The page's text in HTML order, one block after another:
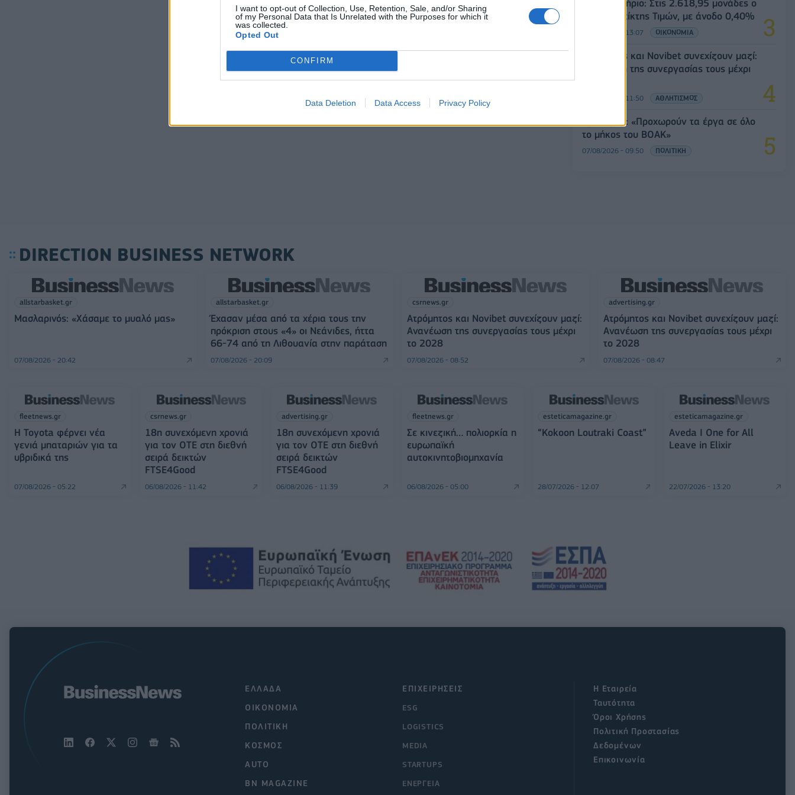
I want to opt-out of Collection, Use, Retention, Sale, and/or Sharing
of my Personal Data that Is Unrelated with the Purposes for which it
was collected.
Opted Out
CONFIRM
Data Deletion Data Access Privacy Policy
Χρηματιστήριο: Στις 2.618,95 μονάδες ο
Γενικός Δείκτης Τιμών, με άνοδο 0,40%
07/08/2026 - 13:07 ΟΙΚΟΝΟΜΙΑ
Ατρόμητος και Novibet συνεχίζουν μαζί:
Ανανέωση της συνεργασίας τους μέχρι
07/08/2026 - 11:50 ΑΘΛΗΤΙΣΜΟΣ
Χρ. Δήμας: «Προχωρούν τα έργα σε όλο
το μήκος του ΒΟΑΚ»
07/08/2026 - 09:50 ΠΟΛΙΤΙΚΗ
DIRECTION BUSINESS NETWORK
allstarbasket.gr
Μασλαρινός: «Χάσαμε το μυαλό μας»
07/08/2026 - 20:42
allstarbasket.gr
Έχασαν μέσα από τα χέρια τους την
πρόκριση στους «4» οι Νεάνιδες, ήττα
66-74 από τη Λιθουανία στην παράταση
07/08/2026 - 20:09
csrnews.gr
Ατρόμητος και Novibet συνεχίζουν μαζί:
Ανανέωση της συνεργασίας τους μέχρι
το 2028
07/08/2026 - 08:52
advertising.gr
Ατρόμητος και Novibet συνεχίζουν μαζί:
Ανανέωση της συνεργασίας τους μέχρι
το 2028
07/08/2026 - 08:47
fleetnews.gr
Η Toyota φέρνει νέα
γενιά μπαταριών για τα
υβριδικά της
07/08/2026 - 05:22
csrnews.gr
18η συνεχόμενη χρονιά
για τον ΟΤΕ στη διεθνή
σειρά δεικτών
FTSE4Good
06/08/2026 - 11:42
advertising.gr
18η συνεχόμενη χρονιά
για τον ΟΤΕ στη διεθνή
σειρά δεικτών
FTSE4Good
06/08/2026 - 11:39
fleetnews.gr
Σε κινεζική… πολιορκία η
ευρωπαϊκή
αυτοκινητοβιομηχανία
06/08/2026 - 05:00
esteticamagazine.gr
“Kokoon Loutraki Coast”
28/07/2026 - 12:07
esteticamagazine.gr
Aveda I One for All
Leave in Elixir
22/07/2026 - 13:20
ΕΠΙΧΕΙΡΗΣΕΙΣ
ESG
LOGISTICS
MEDIA
STARTUPS
ΕΝΕΡΓΕΙΑ
ΕΛΛΑΔΑ
ΟΙΚΟΝΟΜΙΑ
ΠΟΛΙΤΙΚΗ
ΚΟΣΜΟΣ
AUTO
BN MAGAZINE
Η Εταιρεία
Ταυτότητα
Όροι Χρήσης
Πολιτική Προστασίας
Δεδομένων
Επικοινωνία